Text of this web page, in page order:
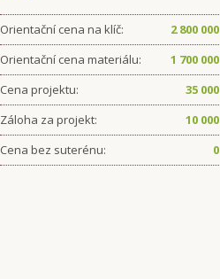
Orientační cena na klíč: 2 800 000
Orientační cena materiálu:
1 700 000
Cena projektu:
35 000
Záloha za projekt:
10 000
Cena bez suterénu:
0